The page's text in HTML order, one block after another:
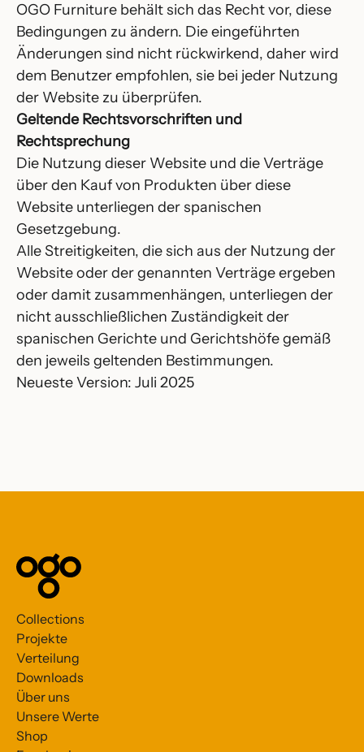
OGO Furniture behält sich das Recht vor, diese
Bedingungen zu ändern. Die eingeführten
Änderungen sind nicht rückwirkend, daher wird
dem Benutzer empfohlen, sie bei jeder Nutzung
der Website zu überprüfen.
Geltende Rechtsvorschriften und
Rechtsprechung
Die Nutzung dieser Website und die Verträge
über den Kauf von Produkten über diese
Website unterliegen der spanischen
Gesetzgebung.
Alle Streitigkeiten, die sich aus der Nutzung der
Website oder der genannten Verträge ergeben
oder damit zusammenhängen, unterliegen der
nicht ausschließlichen Zuständigkeit der
spanischen Gerichte und Gerichtshöfe gemäß
den jeweils geltenden Bestimmungen.
Neueste Version: Juli 2025
Collections
Projekte
Verteilung
Downloads
Über uns
Unsere Werte
Shop